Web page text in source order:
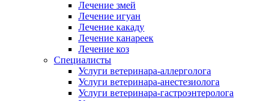
Лечение змей
Лечение игуан
Лечение какаду
Лечение канареек
Лечение коз
Специалисты
Услуги ветеринара-аллерголога
Услуги ветеринара-анестезиолога
Услуги ветеринара-гастроэнтеролога